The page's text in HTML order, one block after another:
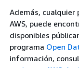
Además, cualquier
AWS, puede
disponibles
programa Open
información,